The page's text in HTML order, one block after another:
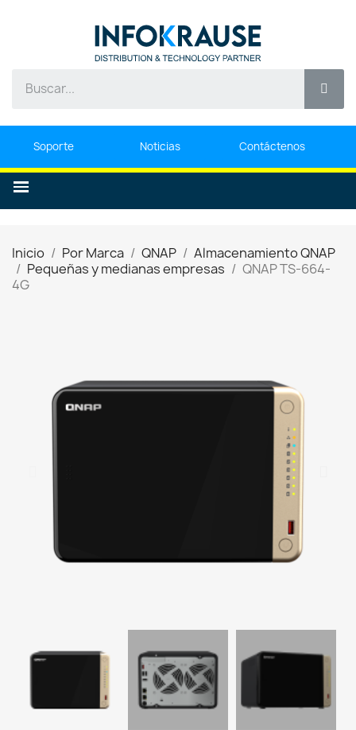
Soporte Noticias Contáctenos
Inicio Por Marca QNAP
Almacenamiento QNAP
Pequeñas y medianas empresas
QNAP TS-664-
4G